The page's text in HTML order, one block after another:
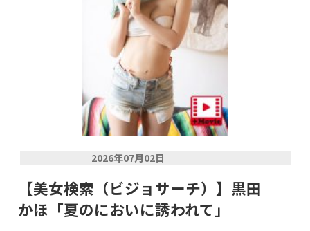
2026年07月02日
【美女検索（ビジョサーチ）】黒田
かほ「夏のにおいに誘われて」